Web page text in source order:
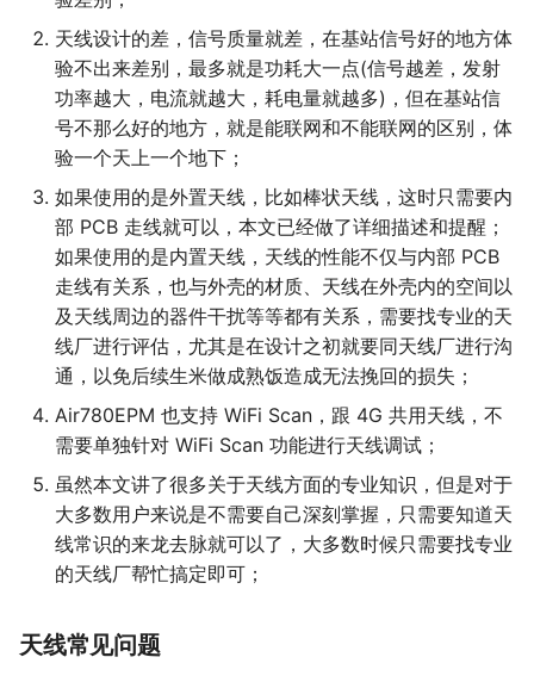
天线设计的差，信号质量就差，在基站信号好的地方体
验不出来差别，最多就是功耗大一点(信号越差，发射
功率越大，电流就越大，耗电量就越多)，但在基站信
号不那么好的地方，就是能联网和不能联网的区别，体
验一个天上一个地下；
如果使用的是外置天线，比如棒状天线，这时只需要内
部 PCB 走线就可以，本文已经做了详细描述和提醒；
如果使用的是内置天线，天线的性能不仅与内部 PCB
走线有关系，也与外壳的材质、天线在外壳内的空间以
及天线周边的器件干扰等等都有关系，需要找专业的天
线厂进行评估，尤其是在设计之初就要同天线厂进行沟
通，以免后续生米做成熟饭造成无法挽回的损失；
Air780EPM 也支持 WiFi Scan，跟 4G 共用天线，不
需要单独针对 WiFi Scan 功能进行天线调试；
虽然本文讲了很多关于天线方面的专业知识，但是对于
大多数用户来说是不需要自己深刻掌握，只需要知道天
线常识的来龙去脉就可以了，大多数时候只需要找专业
的天线厂帮忙搞定即可；
天线常见问题